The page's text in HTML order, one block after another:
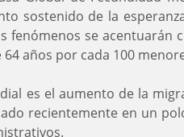
sostenido de la
fenómenos se acentuarán
años por cada 100
es el aumento de la
recientemente en un